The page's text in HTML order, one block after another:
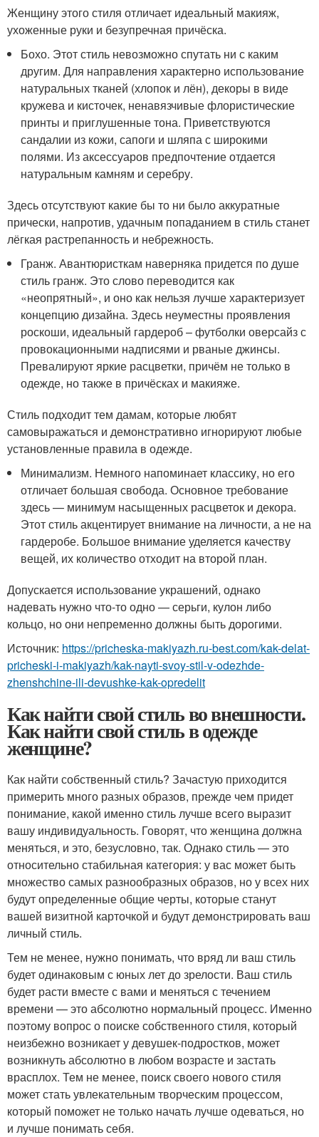
Женщину этого стиля отличает идеальный макияж,
ухоженные руки и безупречная причёска.
Бохо. Этот стиль невозможно спутать ни с каким
другим. Для направления характерно использование
натуральных тканей (хлопок и лён), декоры в виде
кружева и кисточек, ненавязчивые флористические
принты и приглушенные тона. Приветствуются
сандалии из кожи, сапоги и шляпа с широкими
полями. Из аксессуаров предпочтение отдается
натуральным камням и серебру.
Здесь отсутствуют какие бы то ни было аккуратные
прически, напротив, удачным попаданием в стиль станет
лёгкая растрепанность и небрежность.
Гранж. Авантюристкам наверняка придется по душе
стиль гранж. Это слово переводится как
«неопрятный», и оно как нельзя лучше характеризует
концепцию дизайна. Здесь неуместны проявления
роскоши, идеальный гардероб – футболки оверсайз с
провокационными надписями и рваные джинсы.
Превалируют яркие расцветки, причём не только в
одежде, но также в причёсках и макияже.
Стиль подходит тем дамам, которые любят
самовыражаться и демонстративно игнорируют любые
установленные правила в одежде.
Минимализм. Немного напоминает классику, но его
отличает большая свобода. Основное требование
здесь — минимум насыщенных расцветок и декора.
Этот стиль акцентирует внимание на личности, а не на
гардеробе. Большое внимание уделяется качеству
вещей, их количество отходит на второй план.
Допускается использование украшений, однако
надевать нужно что-то одно — серьги, кулон либо
кольцо, но они непременно должны быть дорогими.
Источник: https://pricheska-makiyazh.ru-best.com/kak-delat-
pricheski-i-makiyazh/kak-nayti-svoy-stil-v-odezhde-
zhenshchine-ili-devushke-kak-opredelit
Как найти свой стиль во внешности.
Как найти свой стиль в одежде
женщине?
Как найти собственный стиль? Зачастую приходится
примерить много разных образов, прежде чем придет
понимание, какой именно стиль лучше всего выразит
вашу индивидуальность. Говорят, что женщина должна
меняться, и это, безусловно, так. Однако стиль — это
относительно стабильная категория: у вас может быть
множество самых разнообразных образов, но у всех них
будут определенные общие черты, которые станут
вашей визитной карточкой и будут демонстрировать ваш
личный стиль.
Тем не менее, нужно понимать, что вряд ли ваш стиль
будет одинаковым с юных лет до зрелости. Ваш стиль
будет расти вместе с вами и меняться с течением
времени — это абсолютно нормальный процесс. Именно
поэтому вопрос о поиске собственного стиля, который
неизбежно возникает у девушек-подростков, может
возникнуть абсолютно в любом возрасте и застать
врасплох. Тем не менее, поиск своего нового стиля
может стать увлекательным творческим процессом,
который поможет не только начать лучше одеваться, но
и лучше понимать себя.